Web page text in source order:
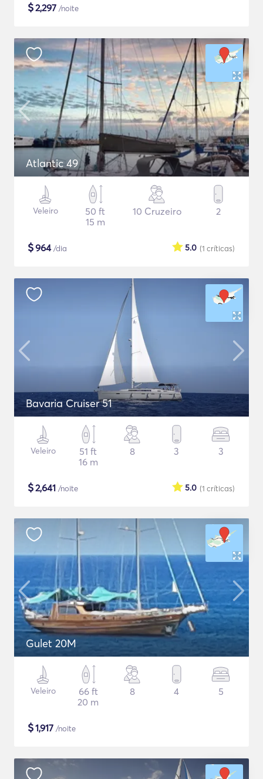
$2,297 /noite
Atlantic 49
Veleiro
50 ft
15 m
10 Cruzeiro 2
$964/dia (1 críticas)
5.0
Bavaria Cruiser 51
Veleiro
51 ft
16 m
8 3 3
$2,641 /noite (1 críticas)
5.0
Gulet 20M
Veleiro
66 ft
20 m
8 4 5
$1,917 /noite